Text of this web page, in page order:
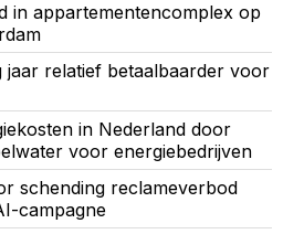
in appartementencomplex op
jaar relatief betaalbaarder voor
in Nederland door
voor energiebedrijven
schending reclameverbod
campagne